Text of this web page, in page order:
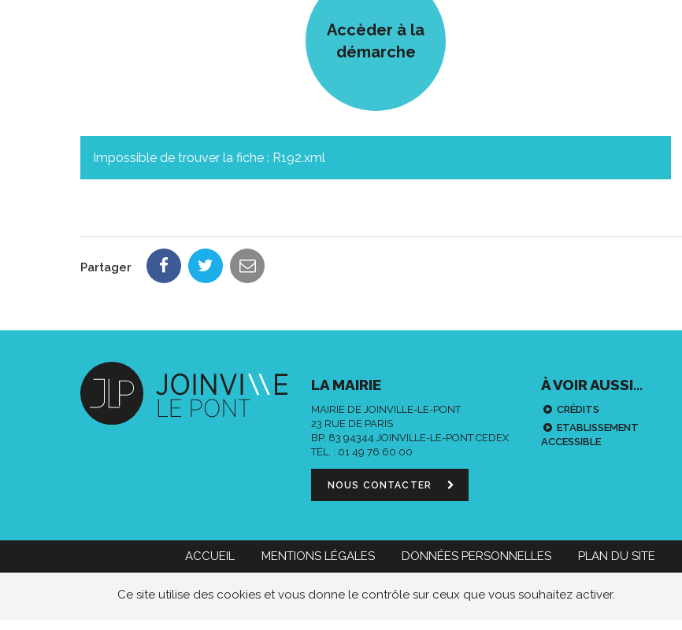
Ce site utilise des cookies et vous donne le contrôle sur ceux que vous souhaitez activer.
Accèder à la
démarche
Impossible de trouver la fiche : R192.xml
Partager
LA MAIRIE
MAIRIE DE JOINVILLE-LE-PONT
23 RUE DE PARIS
BP. 83 94344 JOINVILLE-LE-PONT CEDEX
TÉL. : 01 49 76 60 00
NOUS CONTACTER
À VOIR AUSSI...
CRÉDITS
ETABLISSEMENT
ACCESSIBLE
ACCUEIL MENTIONS LÉGALES DONNÉES PERSONNELLES PLAN DU SITE
Mairie de Joinville-le-Pont 01 49 76 60 00 Nous contacter